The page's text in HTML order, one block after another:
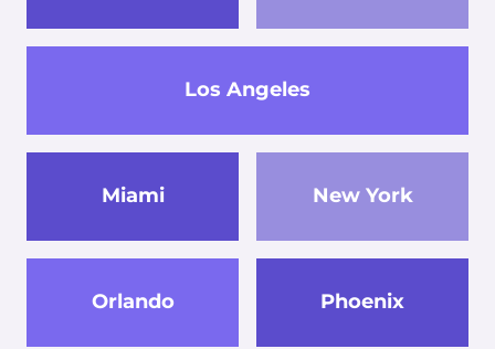
Los Angeles
Miami New York
Orlando Phoenix